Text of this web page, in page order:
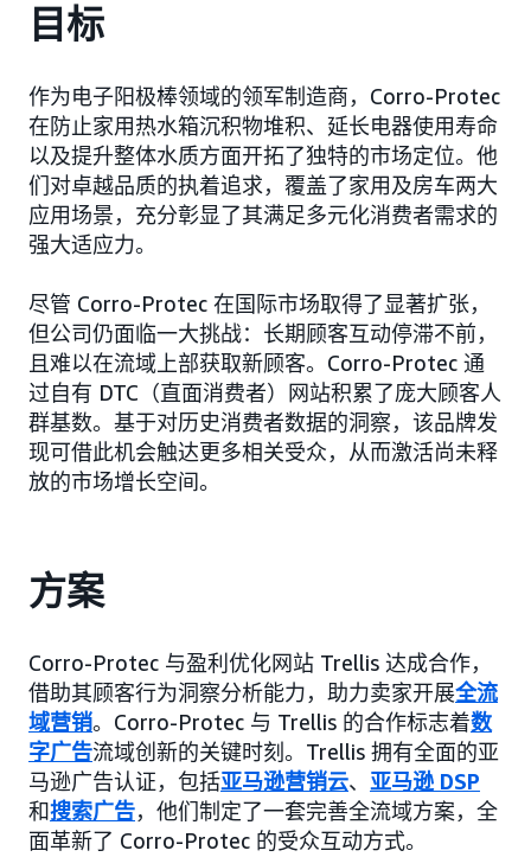
目标
作为电子阳极棒领域的领军制造商，Corro-Protec
在防止家用热水箱沉积物堆积、延长电器使用寿命
以及提升整体水质方面开拓了独特的市场定位。他
们对卓越品质的执着追求，覆盖了家用及房车两大
应用场景，充分彰显了其满足多元化消费者需求的
强大适应力。
尽管 Corro-Protec 在国际市场取得了显著扩张，
但公司仍面临一大挑战：长期顾客互动停滞不前，
且难以在流域上部获取新顾客。Corro-Protec 通
过自有 DTC（直面消费者）网站积累了庞大顾客人
群基数。基于对历史消费者数据的洞察，该品牌发
现可借此机会触达更多相关受众，从而激活尚未释
放的市场增长空间。
方案
Corro-Protec 与盈利优化网站 Trellis 达成合作，
借助其顾客行为洞察分析能力，助力卖家开展全流
域营销。Corro-Protec 与 Trellis 的合作标志着数
字广告流域创新的关键时刻。Trellis 拥有全面的亚
马逊广告认证，包括亚马逊营销云、 亚马逊 DSP
和搜索广告，他们制定了一套完善全流域方案，全
面革新了 Corro-Protec 的受众互动方式。